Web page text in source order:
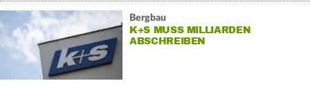
Bergbau
K+S MUSS MILLIARDEN
ABSCHREIBEN